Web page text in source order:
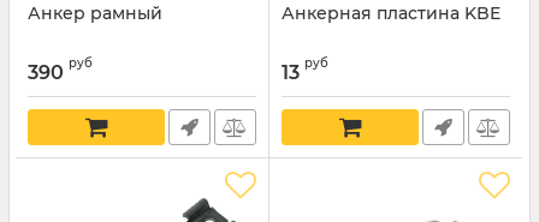
Анкер рамный
390 руб
Анкерная пластина KBE
13 руб